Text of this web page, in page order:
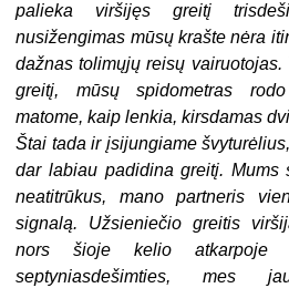
palieka viršijęs greitį
nusižengimas mūsų krašte nėra
dažnas tolimųjų reisų
greitį, mūsų spidometras
matome, kaip lenkia, kirsdamas
Štai tada ir įsijungiame
dar labiau padidina greitį. Mums
neatitrūkus, mano partneris
signalą. Užsieniečio greitis
nors šioje kelio atkarpoje
septyniasdešimties, mes